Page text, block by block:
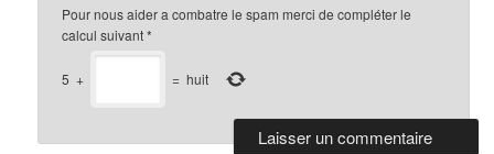
Pour nous aider a combatre le spam merci de compléter le
calcul suivant*
5 + = huit